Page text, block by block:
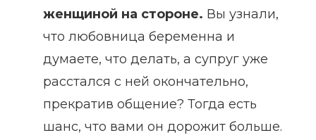
женщиной на стороне. Вы узнали,
что любовница беременна и
думаете, что делать, а супруг уже
расстался с ней окончательно,
прекратив общение? Тогда есть
шанс, что вами он дорожит больше.